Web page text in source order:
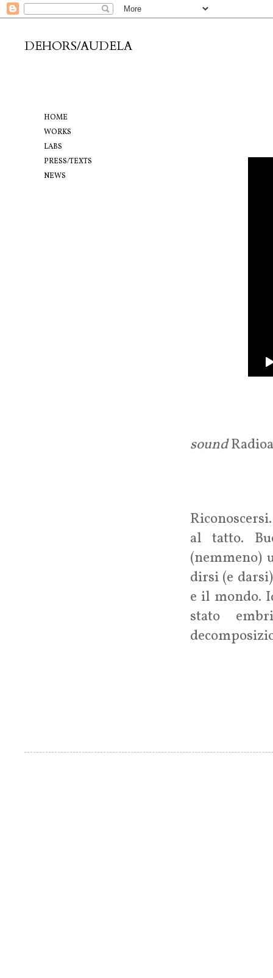
DEHORS/AUDELA
sound
al tatto.
(nemmeno)
dirsi (e
e il mondo.
stato
HOME
WORKS
LABS
PRESS/TEXTS
NEWS